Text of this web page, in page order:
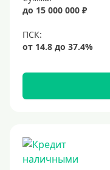
25 лет
30 лет
2 месяца
3 месяца
Ставка
до 15 000 000 ₽